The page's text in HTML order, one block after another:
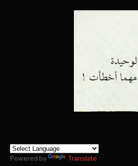
Powered by Translate